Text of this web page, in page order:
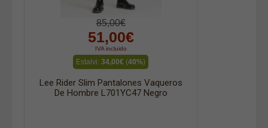
85,00€
51,00€
IVA incluido
Estalvi: 34,00€ (40%)
Lee Rider Slim Pantalones Vaqueros
De Hombre L701YC47 Negro